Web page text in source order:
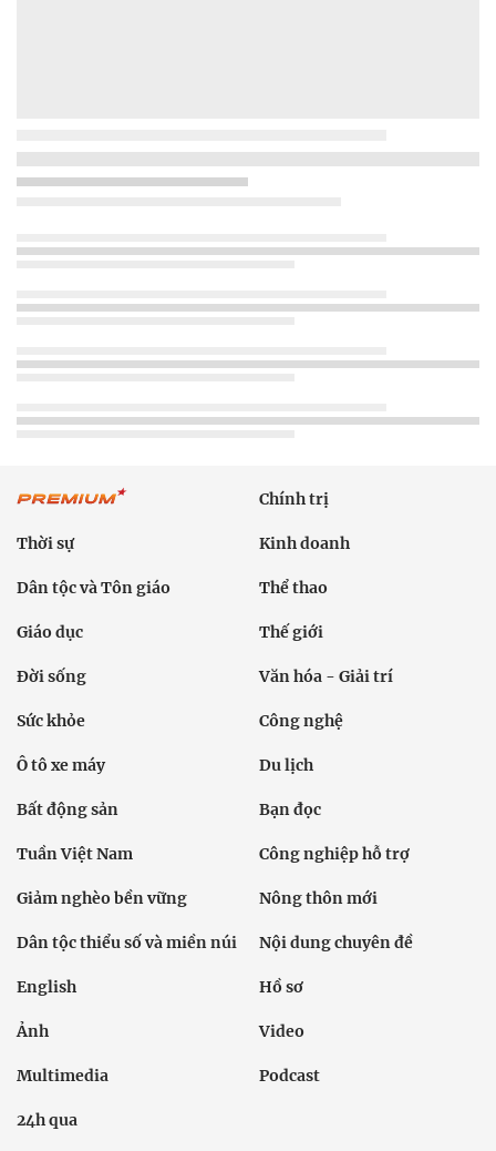
Chính trị
Thời sự Kinh doanh
Dân tộc và Tôn giáo Thể thao
Giáo dục Thế giới
Đời sống Văn hóa - Giải trí
Sức khỏe Công nghệ
Ô tô xe máy Du lịch
Bất động sản Bạn đọc
Tuần Việt Nam Công nghiệp hỗ trợ
Giảm nghèo bền vững Nông thôn mới
Dân tộc thiểu số và miền núi Nội dung chuyên đề
English Hồ sơ
Ảnh Video
Multimedia Podcast
24h qua